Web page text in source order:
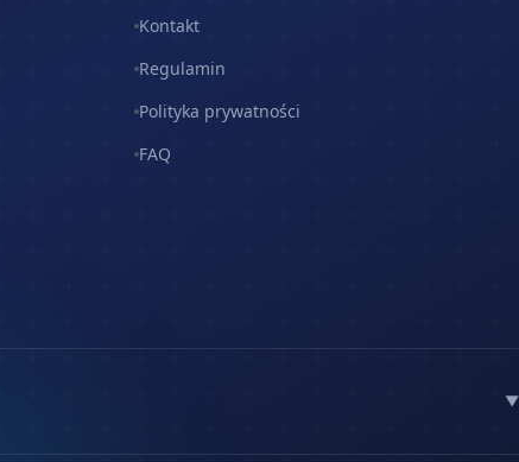
Kontakt
Regulamin
Polityka prywatności
FAQ
▼